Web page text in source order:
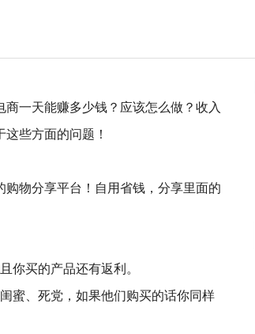
一天能赚多少钱？应该怎么做？收入
些方面的问题！
物分享平台！自用省钱，分享里面的
你买的产品还有返利。
蜜、死党，如果他们购买的话你同样